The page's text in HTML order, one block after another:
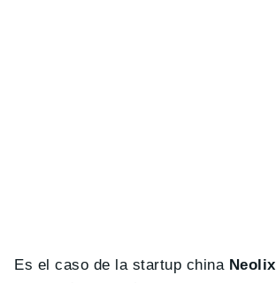
Es el caso de la startup china